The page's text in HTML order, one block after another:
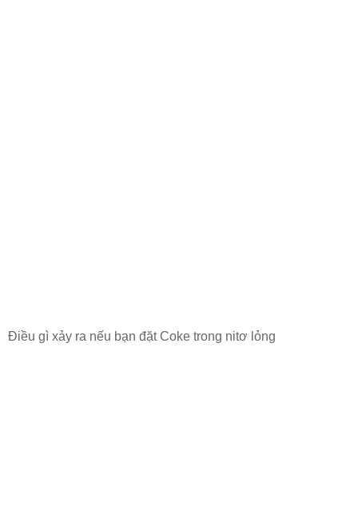
Điều gì xảy ra nếu bạn đặt Coke trong nitơ lỏng